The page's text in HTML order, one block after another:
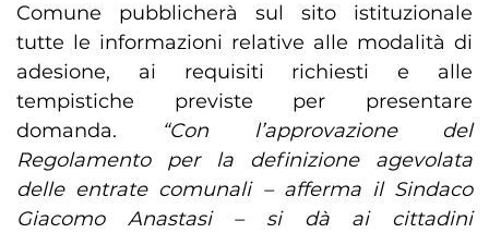
Comune pubblicherà sul sito istituzionale
tutte le informazioni relative alle modalità di
adesione, ai requisiti richiesti e alle
tempistiche previste per presentare
domanda.
“Con l’approvazione del
Regolamento per la definizione agevolata
delle entrate comunali – afferma il Sindaco
Giacomo Anastasi – si dà ai cittadini